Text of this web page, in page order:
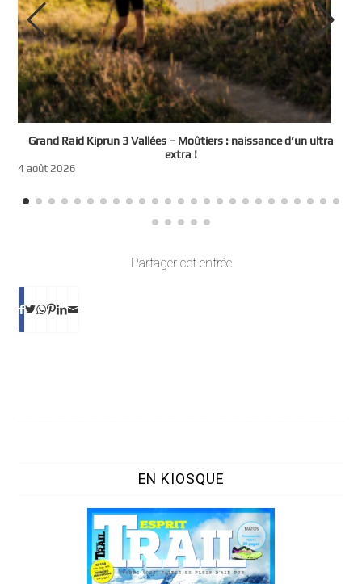
Grand Raid Kiprun 3 Vallées – Moûtiers : naissance d’un ultra
extra !
4 août 2026
Partager cet entrée
EN KIOSQUE